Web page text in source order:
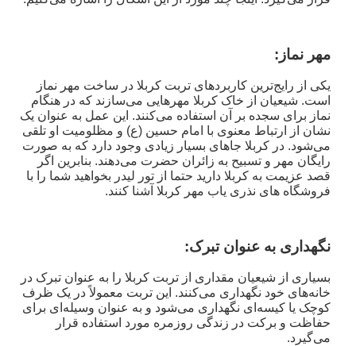
مهر نماز :
یکی از رایج‌ترین کاربردهای تربت کربلا در ساخت مهر نماز
است. شیعیان از خاک کربلا مهرهایی می‌سازند که در هنگام
نماز برای سجده بر آن استفاده می‌کنند. این عمل به عنوان یک
نشان از ارتباط معنوی با امام حسین (ع) و مظلومیت او تلقی
می‌شود. در کربلا جاهای بسیار زیادی وجود دارد که به صورت
رایگان مهر و تسبیح به زائران حضرت می‌دهند. بنابرین اگر
قصد عزیمت به کربلا دارید حتما از تور لیدر بخواهید شما را با
فروشگاه های نذری یاب مهر کربلا آشنا کنند.
نگهداری به عنوان تبرک:
بسیاری از شیعیان مقداری از تربت کربلا را به عنوان تبرک در
خانه‌های خود نگهداری می‌کنند. این تربت معمولاً در یک ظرف
کوچک یا کیسه‌ای نگهداری می‌شود و به عنوان وسیله‌ای برای
حفاظت و برکت در زندگی روزمره مورد استفاده قرار
می‌گیرد.